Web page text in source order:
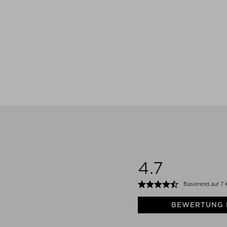
4.7
Basierend auf 7
BEWERTUNG